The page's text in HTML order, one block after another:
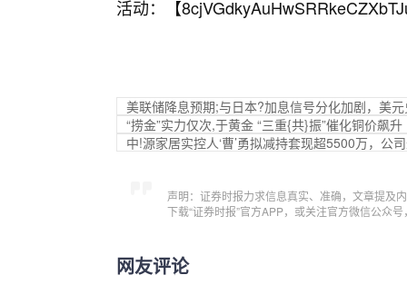
活动：【
美联储降息预期;与日本?加息信号分化加剧，美
“捞金”实力仅次,于黄金 “三重{共}振”催化铜价飙升
中!源家居实控人‘曹’勇拟减持套现超5500万，公
声明：证券时报力求信息真实、准确，文章提及
下载“证券时报”官方APP，或关注官方微信公众
网友评论